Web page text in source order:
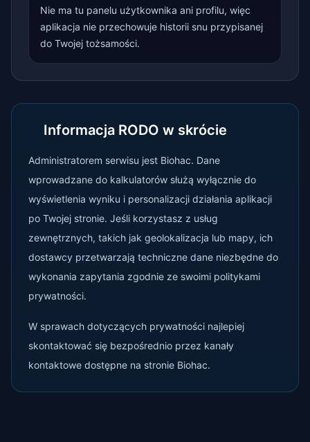
Nie ma tu panelu użytkownika ani profilu, więc
aplikacja nie przechowuje historii snu przypisanej
do Twojej tożsamości.
Informacja RODO w skrócie
Administratorem serwisu jest Biohac. Dane
wprowadzane do kalkulatorów służą wyłącznie do
wyświetlenia wyniku i personalizacji działania aplikacji
po Twojej stronie. Jeśli korzystasz z usług
zewnętrznych, takich jak geolokalizacja lub mapy, ich
dostawcy przetwarzają techniczne dane niezbędne do
wykonania zapytania zgodnie ze swoimi politykami
prywatności.
W sprawach dotyczących prywatności najlepiej
skontaktować się bezpośrednio przez kanały
kontaktowe dostępne na stronie Biohac.